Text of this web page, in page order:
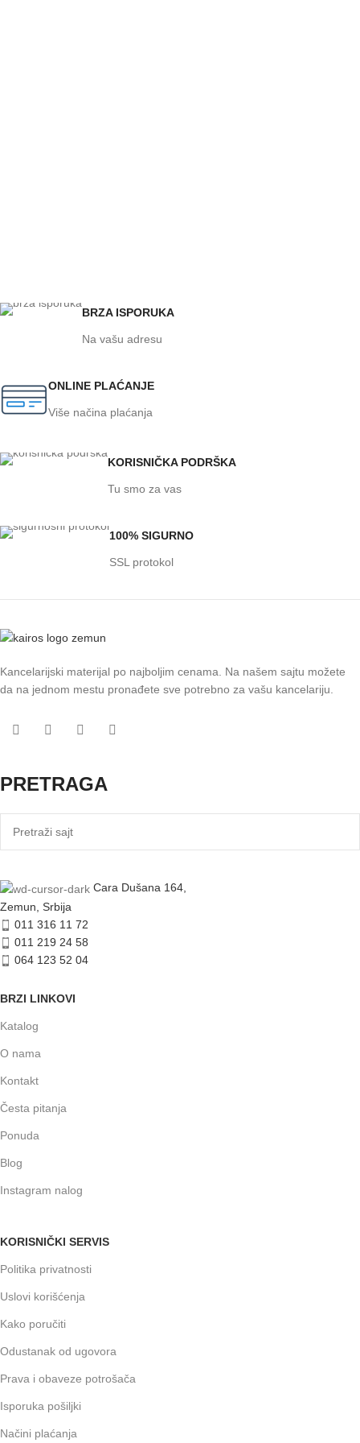
BRZA ISPORUKA
Na vašu adresu
ONLINE PLAĆANJE
Više načina plaćanja
KORISNIČKA PODRŠKA
Tu smo za vas
100% SIGURNO
SSL protokol
Kancelarijski materijal po najboljim cenama. Na našem sajtu možete
da na jednom mestu pronađete sve potrebno za vašu kancelariju.
PRETRAGA
Cara Dušana 164,
Zemun, Srbija
011 316 11 72
011 219 24 58
064 123 52 04
BRZI LINKOVI
Katalog
O nama
Kontakt
Česta pitanja
Ponuda
Blog
Instagram nalog
KORISNIČKI SERVIS
Politika privatnosti
Uslovi korišćenja
Kako poručiti
Odustanak od ugovora
Prava i obaveze potrošača
Isporuka pošiljki
Načini plaćanja